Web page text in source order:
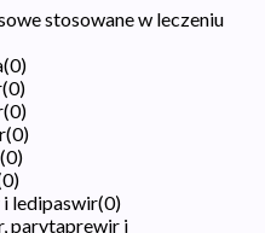
stosowane w leczeniu
(0)
(0)
(0)
(0)
(0)
0)
ledipaswir(0)
parytaprewir i